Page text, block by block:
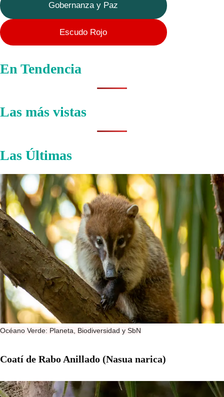
Gobernanza y Paz
Escudo Rojo
En Tendencia
Las más vistas
Las Últimas
Océano Verde: Planeta, Biodiversidad y SbN
Coatí de Rabo Anillado (Nasua narica)